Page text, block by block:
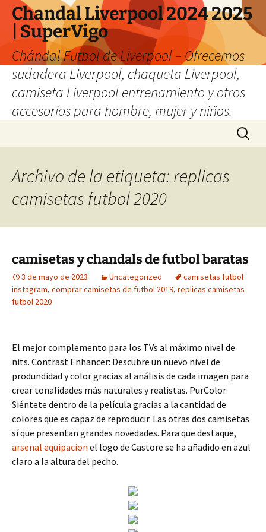
Chandal Liverpool 2024 2025
| SuperVigo
Chándal Futbol de Liverpool – Ofrecemos
sudadera Liverpool, chaqueta Liverpool,
camiseta Liverpool entrenamiento y otros
accesorios para hombre, mujer y niños.
Buscar:
Archivo de la etiqueta: replicas
camisetas futbol 2020
camisetas y chandals de futbol baratas
3 de mayo de 2023 Uncategorized
camisetas futbol
instagram, comprar camisetas de futbol 2019, replicas camisetas
futbol 2020
El mejor complemento para los TVs al máximo nivel de
nits. Contrast Enhancer: Descubre un nuevo nivel de
produndidad y color gracias al análisis de cada imagen para
crear tonalidades más naturales y realistas. PurColor:
Siéntete dentro de la película gracias a la cantidad de
colores que es capaz de reproducir. Las otras dos camisetas
sí que presentan grandes novedades. Para que destaque,
arsenal equipacion el logo de Castore se ha añadido en azul
claro a la altura del pecho.